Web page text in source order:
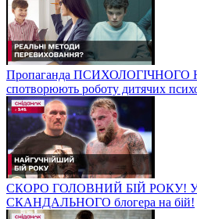
Пропаганда ПСИХОЛОГІЧНОГО
спотворюють роботу дитячих
СКОРО ГОЛОВНИЙ БІЙ РОКУ!
СКАНДАЛЬНОГО блогера на бій!